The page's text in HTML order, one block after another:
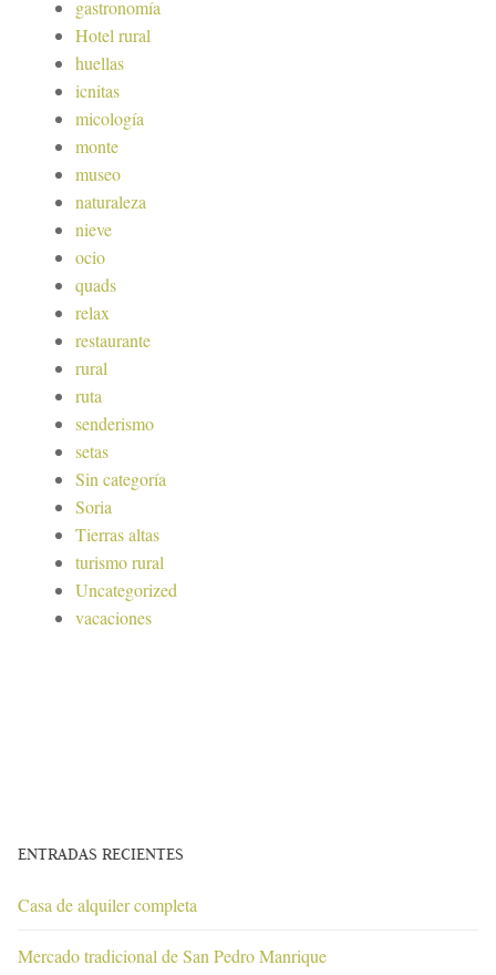
gastronomía
Hotel rural
huellas
icnitas
micología
monte
museo
naturaleza
nieve
ocio
quads
relax
restaurante
rural
ruta
senderismo
setas
Sin categoría
Soria
Tierras altas
turismo rural
Uncategorized
vacaciones
ENTRADAS RECIENTES
Casa de alquiler completa
Mercado tradicional de San Pedro Manrique